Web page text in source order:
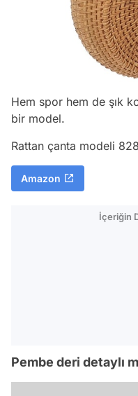
Hem spor hem de şık
bir model.
Rattan çanta modeli
Amazon
İçeriğin
Pembe deri detaylı